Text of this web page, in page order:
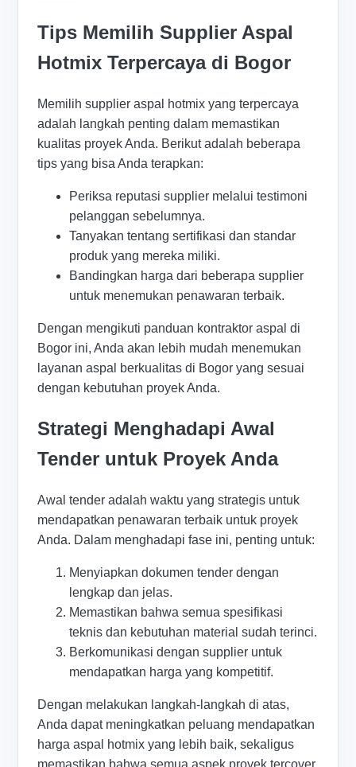
Tips Memilih Supplier Aspal
Hotmix Terpercaya di Bogor
Memilih supplier aspal hotmix yang terpercaya
adalah langkah penting dalam memastikan
kualitas proyek Anda. Berikut adalah beberapa
tips yang bisa Anda terapkan:
Periksa reputasi supplier melalui testimoni
pelanggan sebelumnya.
Tanyakan tentang sertifikasi dan standar
produk yang mereka miliki.
Bandingkan harga dari beberapa supplier
untuk menemukan penawaran terbaik.
Dengan mengikuti panduan kontraktor aspal di
Bogor ini, Anda akan lebih mudah menemukan
layanan aspal berkualitas di Bogor yang sesuai
dengan kebutuhan proyek Anda.
Strategi Menghadapi Awal
Tender untuk Proyek Anda
Awal tender adalah waktu yang strategis untuk
mendapatkan penawaran terbaik untuk proyek
Anda. Dalam menghadapi fase ini, penting untuk:
Menyiapkan dokumen tender dengan
lengkap dan jelas.
Memastikan bahwa semua spesifikasi
teknis dan kebutuhan material sudah terinci.
Berkomunikasi dengan supplier untuk
mendapatkan harga yang kompetitif.
Dengan melakukan langkah-langkah di atas,
Anda dapat meningkatkan peluang mendapatkan
harga aspal hotmix yang lebih baik, sekaligus